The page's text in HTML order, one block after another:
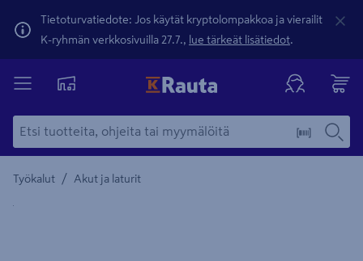
Tietoturvatiedote: Jos käytät kryptolompakkoa ja vierailit
K-ryhmän verkkosivuilla 27.7., lue tärkeät lisätiedot.
Työkalut / Akut ja laturit
Yksityiskohtainen kuvaus löytyy Tuotteen kuvaus -